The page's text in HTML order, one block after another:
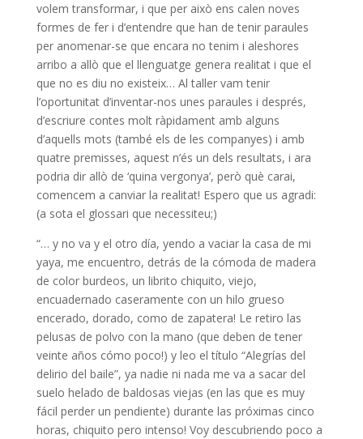
volem transformar, i que per això ens calen noves
formes de fer i d’entendre que han de tenir paraules
per anomenar-se que encara no tenim i aleshores
arribo a allò que el llenguatge genera realitat i que el
que no es diu no existeix… Al taller vam tenir
l’oportunitat d’inventar-nos unes paraules i després,
d’escriure contes molt ràpidament amb alguns
d’aquells mots (també els de les companyes) i amb
quatre premisses, aquest n’és un dels resultats, i ara
podria dir allò de ‘quina vergonya’, però què carai,
comencem a canviar la realitat! Espero que us agradi:
(a sota el glossari que necessiteu;)
“… y no va y el otro día, yendo a vaciar la casa de mi
yaya, me encuentro, detrás de la cómoda de madera
de color burdeos, un librito chiquito, viejo,
encuadernado caseramente con un hilo grueso
encerado, dorado, como de zapatera! Le retiro las
pelusas de polvo con la mano (que deben de tener
veinte años cómo poco!) y leo el título “Alegrías del
delirio del baile”, ya nadie ni nada me va a sacar del
suelo helado de baldosas viejas (en las que es muy
fácil perder un pendiente) durante las próximas cinco
horas, chiquito pero intenso! Voy descubriendo poco a